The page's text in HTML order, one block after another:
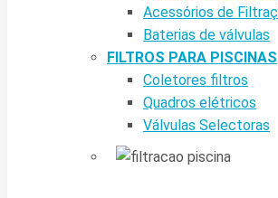
Acessórios de
Baterias de válvulas
FILTROS PARA PISCINAS
Coletores filtros
Quadros elétricos
Válvulas Selectoras